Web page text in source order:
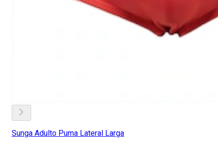
Sunga Adulto Puma Lateral Larga